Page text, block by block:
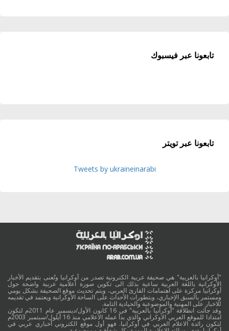
تابعونا عبر فيسبوك
تابعونا عبر تويتر
Tweets by ukraineinarabi
"أوكرانيا بالعربية" هي صحيفة عربية الكترونية تصدر من أوكرانيا وتُعنى بتقديم الأخبار
الأوكرانية باللغة العربية ساعية بذلك الى تكوين صورة اعلامية عربية واضحة حول
أوكرانيا مركزة على اهتمامات القارئ العربي، ويتم تحديث موقع الصحيفة بشكل يومي
ومستمر بالسبق الإخباري، وبتطورات الأحداث على الساحة الأوكرانية ويعتمد في تقديمه
للاخبار على المهنية والموضوعية والحيادية التامة.
وقد جائت انطلاقة "أوكرانيا بالعربية" في 16 كانون الأول/ديسمبر عام 2011م لتكون
امتدادا للموقع العربي الاوكراني والذي بدأ عمله الاعلامي منذ 16 أيلول/سبتمبر 2003م
لتكون رائدة الاعلام العربي في أوكرانيا. فهو أول موقع الكتروني أخباري عربي في